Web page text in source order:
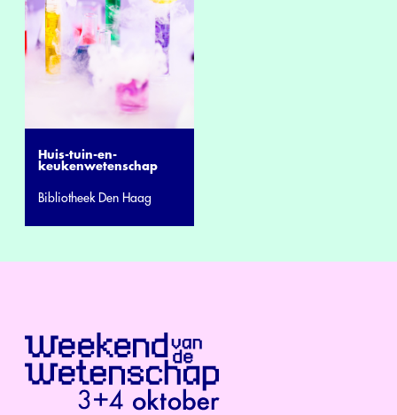
Huis-tuin-en-
keukenwetenschap
Bibliotheek Den Haag